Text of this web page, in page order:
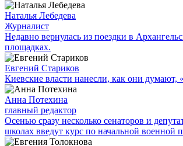
Наталья Лебедева
Журналист
Недавно вернулась из поездки в
площадках.
Евгений Стариков
Киевские власти нанесли, как они
Анна Потехина
главный редактор
Осенью сразу несколько сенаторов и
школах введут курс по начальной военной